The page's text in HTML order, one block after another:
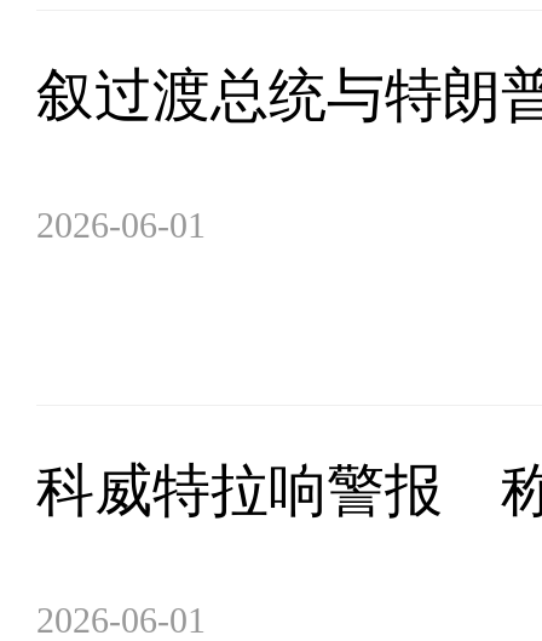
叙过渡总统与特朗
2026-06-01
科威特拉响警报
2026-06-01